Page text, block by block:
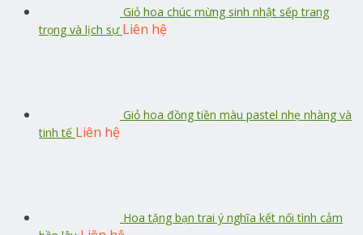
Giỏ hoa chúc mừng sinh nhật sếp trang
trọng và lịch sự Liên hệ
Giỏ hoa đồng tiền màu pastel nhẹ nhàng và
tinh tế Liên hệ
Hoa tặng bạn trai ý nghĩa kết nối tình cảm